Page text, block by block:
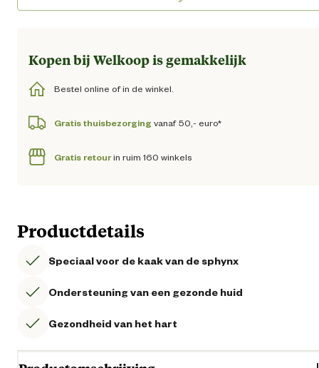
Kopen bij Welkoop is gemakkelijk
Bestel online of in de winkel.
Gratis thuisbezorging vanaf 50,- euro*
Gratis retourin ruim 160 winkels
Productdetails
Speciaal voor de kaak van de sphynx
Ondersteuning van een gezonde huid
Gezondheid van het hart